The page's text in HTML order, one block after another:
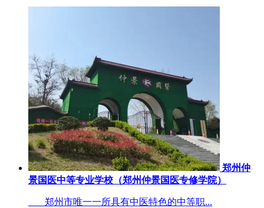
郑州仲
景国医中等专业学校（郑州仲景国医专修学院）
郑州市唯一一所具有中医特色的中等职...